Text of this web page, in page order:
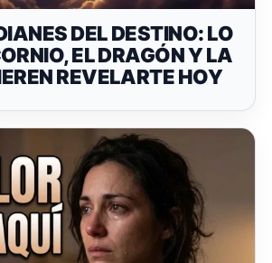
DEL DESTINO: LO
EL DRAGÓN Y LA
REVELARTE HOY